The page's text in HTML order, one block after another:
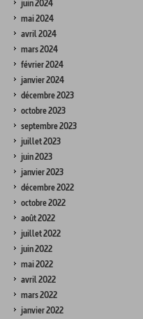
juin 2024
mai 2024
avril 2024
mars 2024
février 2024
janvier 2024
décembre 2023
octobre 2023
septembre 2023
juillet 2023
juin 2023
janvier 2023
décembre 2022
octobre 2022
août 2022
juillet 2022
juin 2022
mai 2022
avril 2022
mars 2022
janvier 2022